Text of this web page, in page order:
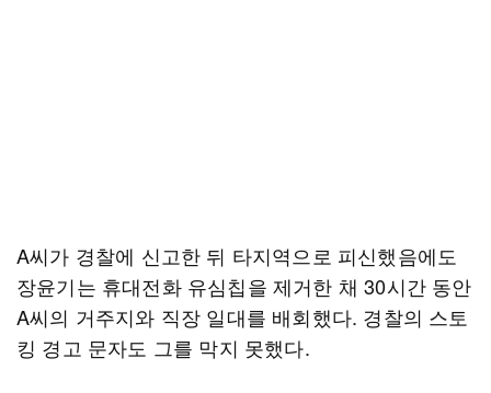
A씨가 경찰에 신고한 뒤 타지역으로 피신했음에도
장윤기는 휴대전화 유심칩을 제거한 채 30시간 동안
A씨의 거주지와 직장 일대를 배회했다. 경찰의 스토
킹 경고 문자도 그를 막지 못했다.